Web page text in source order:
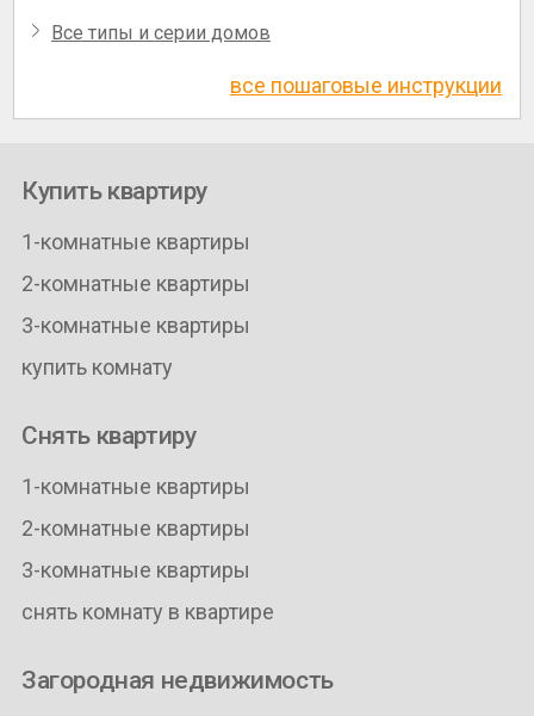
Все типы и серии домов
все пошаговые инструкции
Купить квартиру
1-комнатные квартиры
2-комнатные квартиры
3-комнатные квартиры
купить комнату
Снять квартиру
1-комнатные квартиры
2-комнатные квартиры
3-комнатные квартиры
снять комнату в квартире
Загородная недвижимость